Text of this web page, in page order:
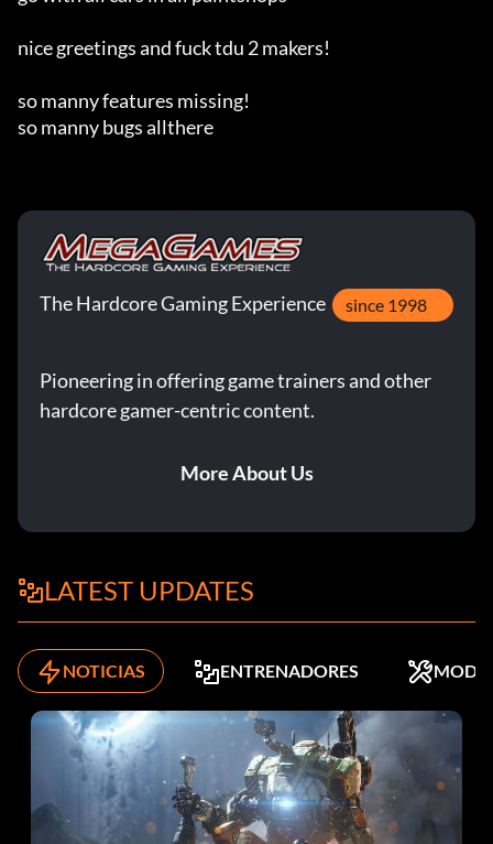
nice greetings and fuck tdu 2 makers!
so manny features missing!
so manny bugs allthere
The Hardcore Gaming Experience since 1998
Pioneering in offering game trainers and other
hardcore gamer-centric content.
More About Us
LATEST UPDATES
NOTICIAS ENTRENADORES MODS